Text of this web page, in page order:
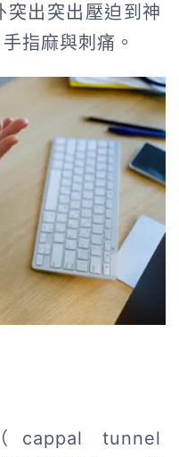
突出突出壓迫到神
指麻與刺痛。
tunnel